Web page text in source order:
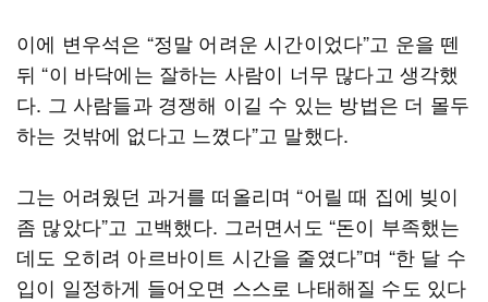
이에 변우석은 “정말 어려운 시간이었다”고 운을 뗀
뒤 “이 바닥에는 잘하는 사람이 너무 많다고 생각했
다. 그 사람들과 경쟁해 이길 수 있는 방법은 더 몰두
하는 것밖에 없다고 느꼈다”고 말했다.
그는 어려웠던 과거를 떠올리며 “어릴 때 집에 빚이
좀 많았다”고 고백했다. 그러면서도 “돈이 부족했는
데도 오히려 아르바이트 시간을 줄였다”며 “한 달 수
입이 일정하게 들어오면 스스로 나태해질 수도 있다